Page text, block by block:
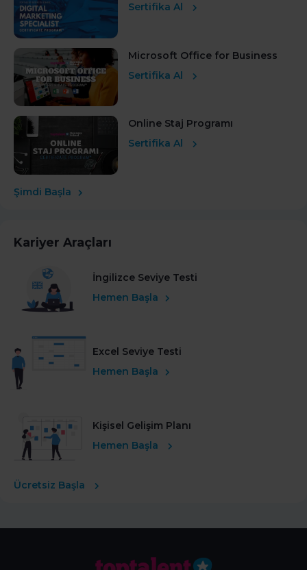
Sertifika Al
Microsoft Office for Business
Sertifika Al
Online Staj Programı
Sertifika Al
Şimdi Başla
Kariyer Araçları
İngilizce Seviye Testi
Hemen Başla
Excel Seviye Testi
Hemen Başla
Kişisel Gelişim Planı
Hemen Başla
Ücretsiz Başla